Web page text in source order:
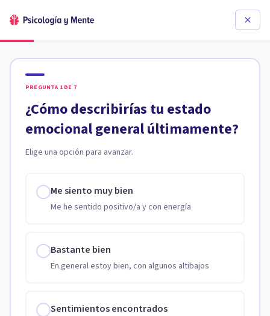
PREGUNTA 1 DE 7
¿Cómo describirías tu estado
emocional general últimamente?
Elige una opción para avanzar.
Me siento muy bien
Me he sentido positivo/a y con energía
Bastante bien
En general estoy bien, con algunos altibajos
Sentimientos encontrados